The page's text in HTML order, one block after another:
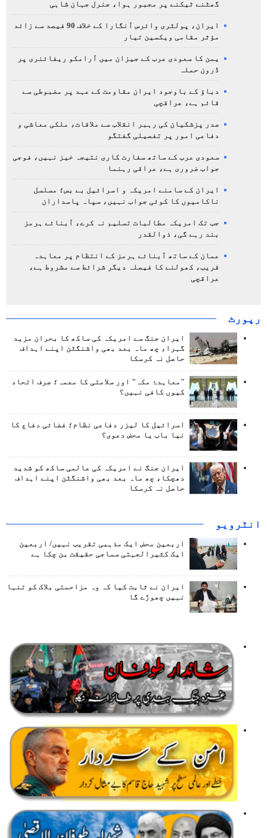
گھٹنے ٹیکنے پر مجبور ہوا، جنرل جہان شاہی
ایران، پولٹری وائرس آنگارا کے خلاف 90 فیصد سے زائد
مؤثر مقامی ویکسین تیار
یمن کا سعودی عرب کے جیزان میں آرامکو ریفائنری پر
ڈرون حملہ
دباؤ کے باوجود ایران مقاومت کے عہد پر مضبوطی سے
قائم ہے، عراقچی
صدر پزشکیان کی رہبر انقلاب سے ملاقات، ملکی معاشی و
دفاعی امور پر تفصیلی گفتگو
سعودی عرب کے ساتھ سفارت کاری نتیجہ خیز نہیں، فوجی
جواب ضروری ہے، عراقی رہنما
ایران کے سامنے امریکہ و اسرائیل بے بس؛ مسلسل
ناکامیوں کا کوئی جواب نہیں، سپاہ پاسداران
جب تک امریکہ مطالبات تسلیم نہ کرے، آبنائے ہرمز
بند رہے گی، ذوالقدر
عمان کے ساتھ آبنائے ہرمز کے انتظام پر معاہدہ
قریب، کھولنے کا فیصلہ دیگر شرائط سے مشروط ہے،
عراقچی
رپورٹ
ایران جنگ سے امریکہ کی ساکھ کا بحران مزید
گہرا، چھ ماہ بعد بھی واشنگٹن اپنے اہداف
حاصل نہ کرسکا
"معاہدۂ مکہ" اور سلامتی کا معمہ؛ صرف اتحاد
کیوں کافی نہیں؟
اسرائیل کا لیزر دفاعی نظام؛ فضائی دفاع کا
نیا باب یا محض دعوی؟
ایران جنگ نے امریکہ کی عالمی ساکھ کو شدید
دھچکا، چھ ماہ بعد بھی واشنگٹن اپنے اہداف
حاصل نہ کرسکا
انٹرويو
اربعین محض ایک مذہبی تقریب نہیں/ اربعین
ایک کثیرالجہتی سماجی حقیقت بن چکا ہے
ایران نے ثابت کیا کہ وہ مزاحمتی بلاک کو تنہا
نہیں چھوڑے گا